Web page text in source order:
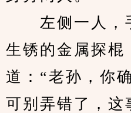
左侧一人，
生锈的金属探棍
道：“老孙，你
可别弄错了，这